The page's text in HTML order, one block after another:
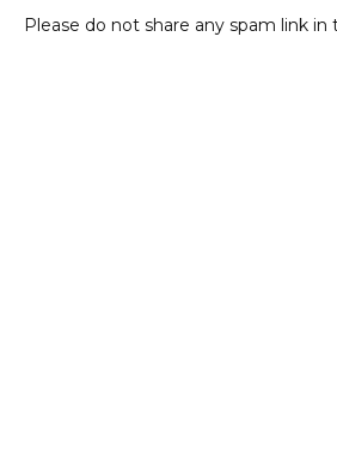
Please do not share any spam link